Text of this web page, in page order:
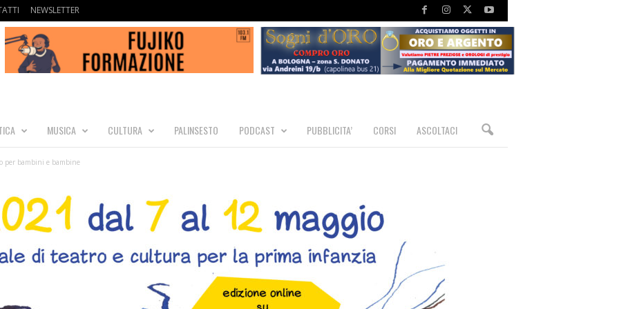
NEWSLETTER
MUSICA CULTURA PALINSESTO PODCAST PUBBLICITA’ CORSI ASCOLTACI
per bambini e bambine